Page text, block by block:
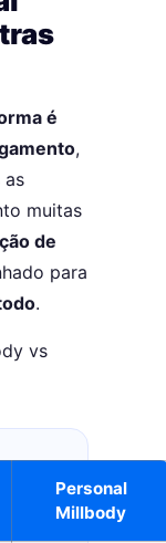
é
,
as
muitas
de
para
.
vs
Personal
Millbody